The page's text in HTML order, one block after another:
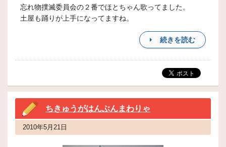
忘れ物撲滅委員会の２番でほとちゃん歌ってました。
土屋も踊りが上手になってますね。
続きを読む
ちきゅうがはんぶんまわりゃ
2010年5月21日